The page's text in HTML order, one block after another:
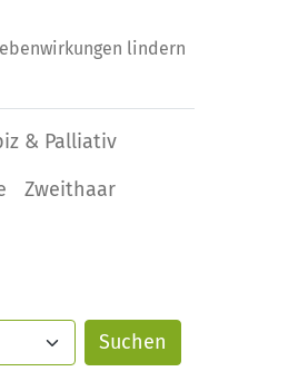
lindern
& Palliativ
Zweithaar